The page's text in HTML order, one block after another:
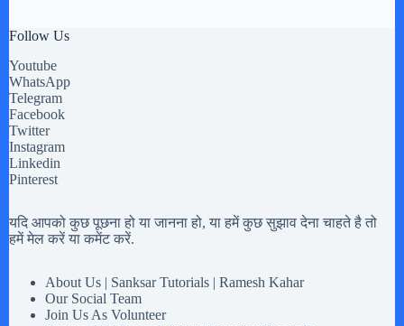
Follow Us
Youtube
WhatsApp
Telegram
Facebook
Twitter
Instagram
Linkedin
Pinterest
यदि आपको कुछ पूछना हो या जानना हो, या हमें कुछ सुझाव देना चाहते है तो
हमें मेल करें या कमेंट करें.
About Us | Sanksar Tutorials | Ramesh Kahar
Our Social Team
Join Us As Volunteer